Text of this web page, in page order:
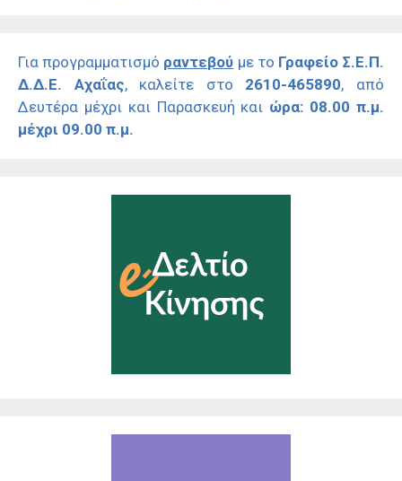
Για προγραμματισμό ραντεβού με το Γραφείο Σ.Ε.Π.
Δ.Δ.Ε. Αχαΐας, καλείτε στο 2610-465890, από
Δευτέρα μέχρι και Παρασκευή και ώρα: 08.00 π.μ.
μέχρι 09.00 π.μ.